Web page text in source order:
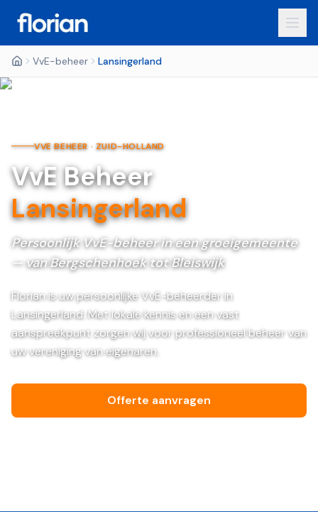
VvE-beheer Lansingerland
VVE BEHEER · ZUID-HOLLAND
VvE Beheer
Lansingerland
Persoonlijk VvE-beheer in een groeigemeente
— van Bergschenhoek tot Bleiswijk
Florian is uw persoonlijke VvE-beheerder in
Lansingerland. Met lokale kennis en een vast
aanspreekpunt zorgen wij voor professioneel beheer van
uw vereniging van eigenaren.
Offerte aanvragen